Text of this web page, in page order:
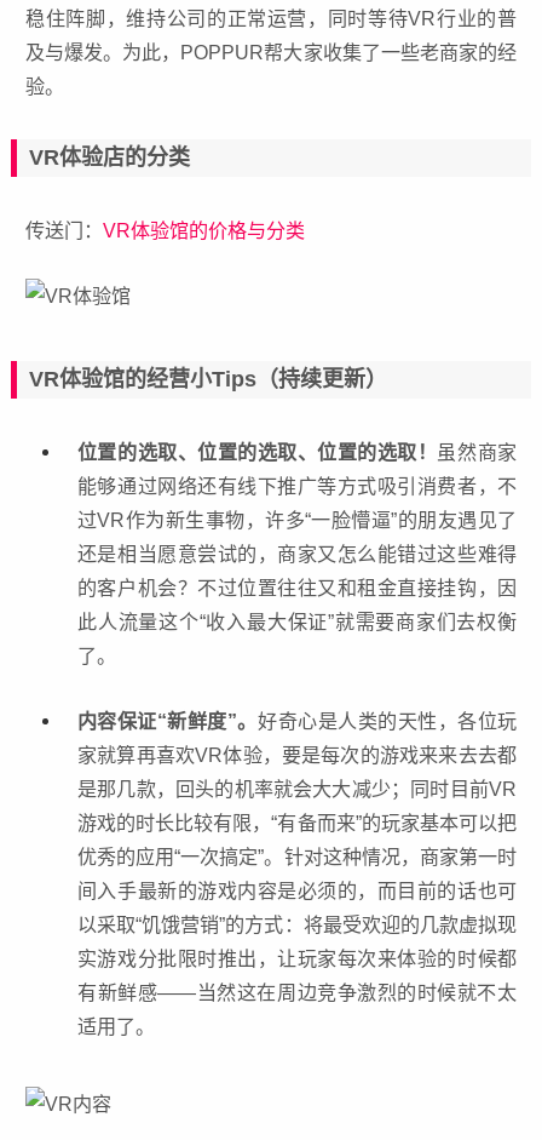
稳住阵脚，维持公司的正常运营，同时等待VR行业的普
及与爆发。为此，POPPUR帮大家收集了一些老商家的经
验。
VR体验店的分类
传送门： VR体验馆的价格与分类
VR体验馆的经营小Tips（持续更新）
位置的选取、位置的选取、位置的选取！ 虽然商家
能够通过网络还有线下推广等方式吸引消费者，不
过VR作为新生事物，许多“一脸懵逼”的朋友遇见了
还是相当愿意尝试的，商家又怎么能错过这些难得
的客户机会？不过位置往往又和租金直接挂钩，因
此人流量这个“收入最大保证”就需要商家们去权衡
了。
内容保证“新鲜度”。 好奇心是人类的天性，各位玩
家就算再喜欢VR体验，要是每次的游戏来来去去都
是那几款，回头的机率就会大大减少；同时目前VR
游戏的时长比较有限，“有备而来”的玩家基本可以把
优秀的应用“一次搞定”。针对这种情况，商家第一时
间入手最新的游戏内容是必须的，而目前的话也可
以采取“饥饿营销”的方式：将最受欢迎的几款虚拟现
实游戏分批限时推出，让玩家每次来体验的时候都
有新鲜感——当然这在周边竞争激烈的时候就不太
适用了。